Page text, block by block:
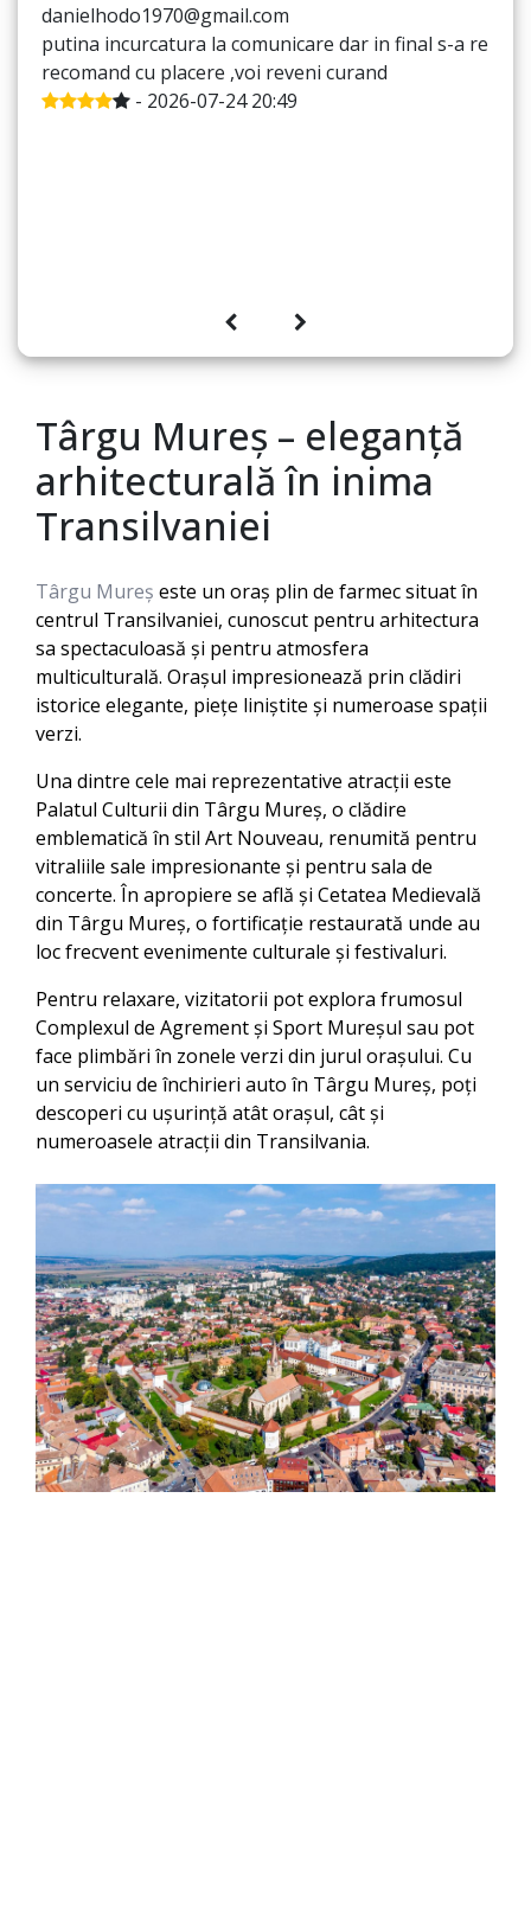
danielhodo1970@gmail.com
putina incurcatura la comunicare dar in final s-a
recomand cu placere ,voi reveni curand
- 2026-07-24 20:49
Târgu Mureș – eleganță
arhitecturală în inima
Transilvaniei
Târgu Mureș este un oraș plin de farmec situat în
centrul Transilvaniei, cunoscut pentru arhitectura
sa spectaculoasă și pentru atmosfera
multiculturală. Orașul impresionează prin clădiri
istorice elegante, piețe liniștite și numeroase spații
verzi.
Una dintre cele mai reprezentative atracții este
Palatul Culturii din Târgu Mureș, o clădire
emblematică în stil Art Nouveau, renumită pentru
vitraliile sale impresionante și pentru sala de
concerte. În apropiere se află și Cetatea Medievală
din Târgu Mureș, o fortificație restaurată unde au
loc frecvent evenimente culturale și festivaluri.
Pentru relaxare, vizitatorii pot explora frumosul
Complexul de Agrement și Sport Mureșul sau pot
face plimbări în zonele verzi din jurul orașului. Cu
un serviciu de închirieri auto în Târgu Mureș, poți
descoperi cu ușurință atât orașul, cât și
numeroasele atracții din Transilvania.